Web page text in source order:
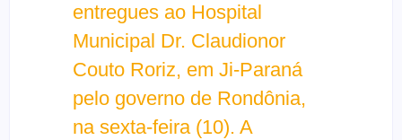
entregues ao Hospital
Municipal Dr. Claudionor
Couto Roriz, em Ji-Paraná
pelo governo de Rondônia,
na sexta-feira (10). A